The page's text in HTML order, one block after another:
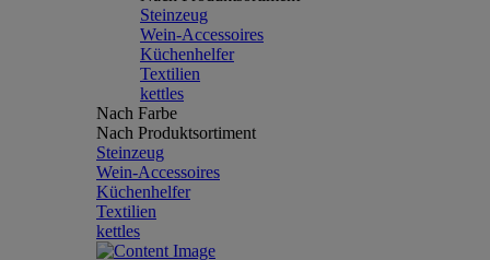
Steinzeug
Wein-Accessoires
Küchenhelfer
Textilien
kettles
Nach Farbe
Nach Produktsortiment
Steinzeug
Wein-Accessoires
Küchenhelfer
Textilien
kettles